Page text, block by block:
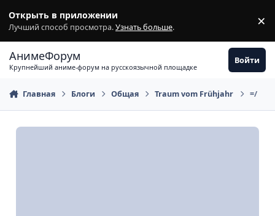
Открыть в приложении
Лучший способ просмотра.Узнать больше. ×
АнимеФорум
Крупнейший аниме-форум на русскоязычной площадке
Войти
Главная Блоги Общая Traum vom Frühjahr =/